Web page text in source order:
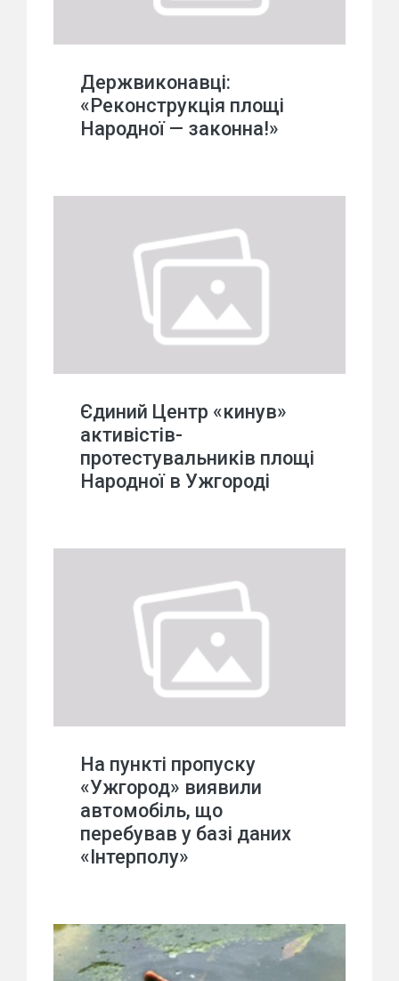
Держвиконавці:
«Реконструкція площі
Народної — законна!»
Єдиний Центр «кинув»
активістів-
протестувальників площі
Народної в Ужгороді
На пункті пропуску
«Ужгород» виявили
автомобіль, що
перебував у базі даних
«Інтерполу»